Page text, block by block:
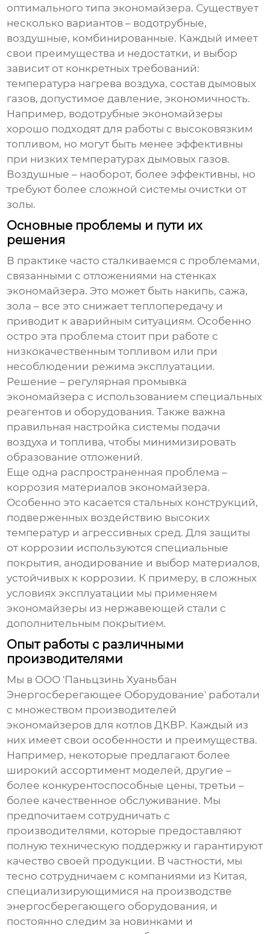
оптимального типаэкономайзера. Существует
несколько вариантов – водотрубные,
воздушные, комбинированные. Каждый имеет
свои преимущества и недостатки, и выбор
зависит от конкретных требований:
температура нагрева воздуха, состав дымовых
газов, допустимое давление, экономичность.
Например, водотрубныеэкономайзеры
хорошо подходят для работы с высоковязким
топливом, но могут быть менее эффективны
при низких температурах дымовых газов.
Воздушные – наоборот, более эффективны, но
требуют более сложной системы очистки от
золы.
Основные проблемы и пути их
решения
В практике часто сталкиваемся с проблемами,
связанными с отложениями на стенках
экономайзера. Это может быть накипь, сажа,
зола – все это снижает теплопередачу и
приводит к аварийным ситуациям. Особенно
остро эта проблема стоит при работе с
низкокачественным топливом или при
несоблюдении режима эксплуатации.
Решение – регулярная промывка
экономайзера с использованием специальных
реагентов и оборудования. Также важна
правильная настройка системы подачи
воздуха и топлива, чтобы минимизировать
образование отложений.
Еще одна распространенная проблема –
коррозия материаловэкономайзера.
Особенно это касается стальных конструкций,
подверженных воздействию высоких
температур и агрессивных сред. Для защиты
от коррозии используются специальные
покрытия, анодирование и выбор материалов,
устойчивых к коррозии. К примеру, в сложных
условиях эксплуатации мы применяем
экономайзеры из нержавеющей стали с
дополнительным покрытием.
Опыт работы с различными
производителями
Мы в ООО 'Паньцзинь Хуаньбан
Энергосберегающее Оборудование' работали
с множеством производителей
экономайзеров для котлов ДКВР. Каждый из
них имеет свои особенности и преимущества.
Например, некоторые предлагают более
широкий ассортимент моделей, другие –
более конкурентоспособные цены, третьи –
более качественное обслуживание. Мы
предпочитаем сотрудничать с
производителями, которые предоставляют
полную техническую поддержку и гарантируют
качество своей продукции. В частности, мы
тесно сотрудничаем с компаниями из Китая,
специализирующимися на производстве
энергосберегающего оборудования, и
постоянно следим за новинками и